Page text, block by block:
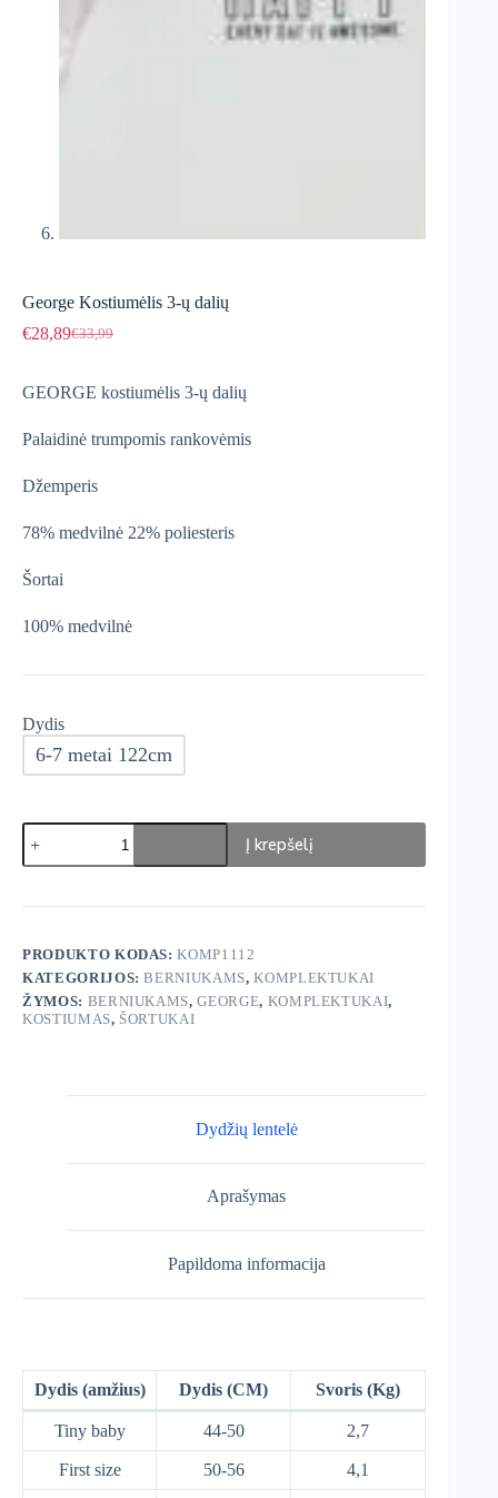
George Kostiumėlis 3-ų dalių
€33,99
Original
was:
€33,99.
€28,89Current
is:
€28,89.
GEORGE kostiumėlis 3-ų dalių
Palaidinė trumpomis rankovėmis
Džemperis
78% medvilnė 22% poliesteris
Šortai
100% medvilnė
Dydis
6-7 metai 122cm
produkto
kiekis:
George
3-
Į krepšelį
PRODUKTO KODAS:KOMP1112
KATEGORIJOS:BERNIUKAMS,KOMPLEKTUKAI
ŽYMOS: BERNIUKAMS,GEORGE, KOMPLEKTUKAI,
KOSTIUMAS, ŠORTUKAI
Dydžių lentelė
Aprašymas
Papildoma informacija
Dydis (amžius) Dydis (CM) Svoris (Kg)
Tiny baby 44-50 2,7
First size 50-56 4,1